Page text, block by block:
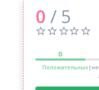
0 / 5
0
Положительных